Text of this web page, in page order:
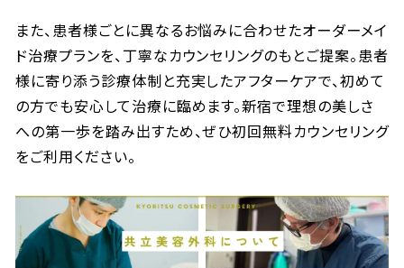
また、患者様ごとに異なるお悩みに合わせたオーダーメイ
ド治療プランを、丁寧なカウンセリングのもとご提案。患者
様に寄り添う診療体制と充実したアフターケアで、初めて
の方でも安心して治療に臨めます。新宿で理想の美しさ
への第一歩を踏み出すため、ぜひ初回無料カウンセリング
をご利用ください。